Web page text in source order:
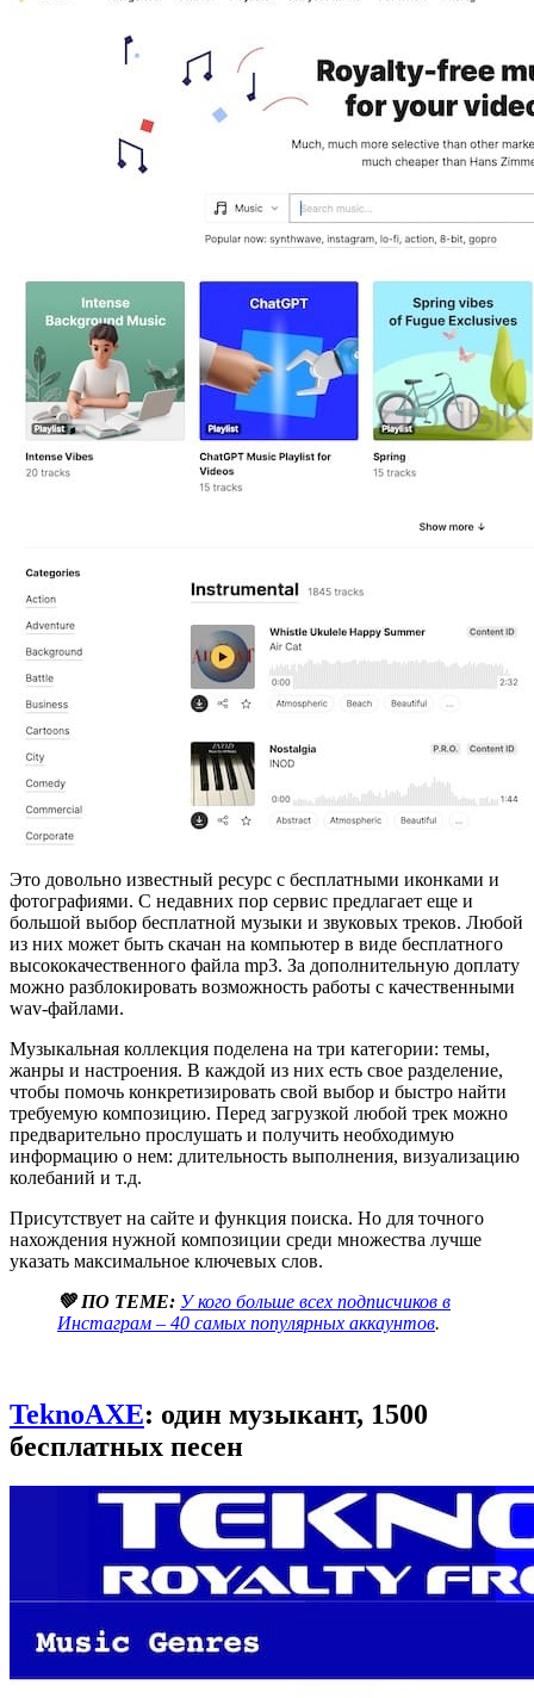
Это довольно известный ресурс с бесплатными иконками и
фотографиями. С недавних пор сервис предлагает еще и
большой выбор бесплатной музыки и звуковых треков. Любой
из них может быть скачан на компьютер в виде бесплатного
высококачественного файла mp3. За дополнительную доплату
можно разблокировать возможность работы с качественными
wav-файлами.
Музыкальная коллекция поделена на три категории: темы,
жанры и настроения. В каждой из них есть свое разделение,
чтобы помочь конкретизировать свой выбор и быстро найти
требуемую композицию. Перед загрузкой любой трек можно
предварительно прослушать и получить необходимую
информацию о нем: длительность выполнения, визуализацию
колебаний и т.д.
Присутствует на сайте и функция поиска. Но для точного
нахождения нужной композиции среди множества лучше
указать максимальное ключевых слов.
💚 ПО ТЕМЕ: У кого больше всех подписчиков в
Инстаграм – 40 самых популярных аккаунтов.
TeknoAXE: один музыкант, 1500
бесплатных песен